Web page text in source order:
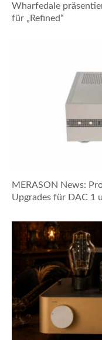
Wharfedale
für „Refined“
MERASON News:
Upgrades für DAC 1